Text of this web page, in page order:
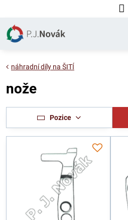
náhradní díly na ŠITÍ
nože
Pozice